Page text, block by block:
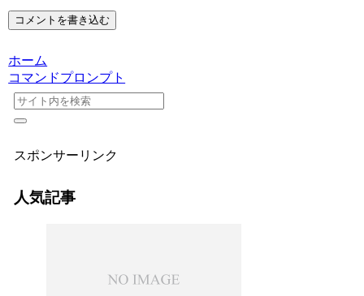
コメントを書き込む
ホーム
コマンドプロンプト
スポンサーリンク
人気記事